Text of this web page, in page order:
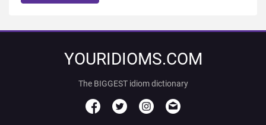
YOURIDIOMS.COM
The BIGGEST idiom dictionary